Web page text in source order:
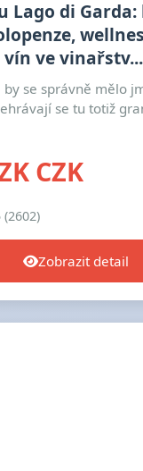
Lago di
ve vinařstv...
by se správně mělo
se tu totiž
CZK
(2602)
Zobrazit detail